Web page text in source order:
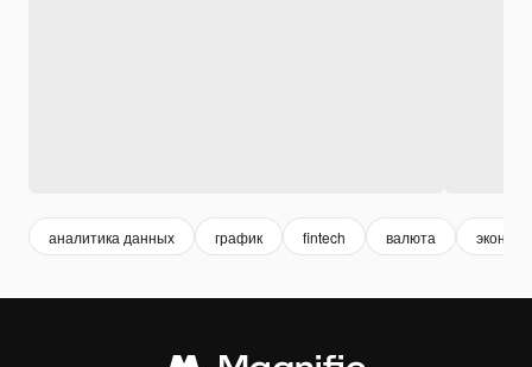
аналитика данных график fintech валюта